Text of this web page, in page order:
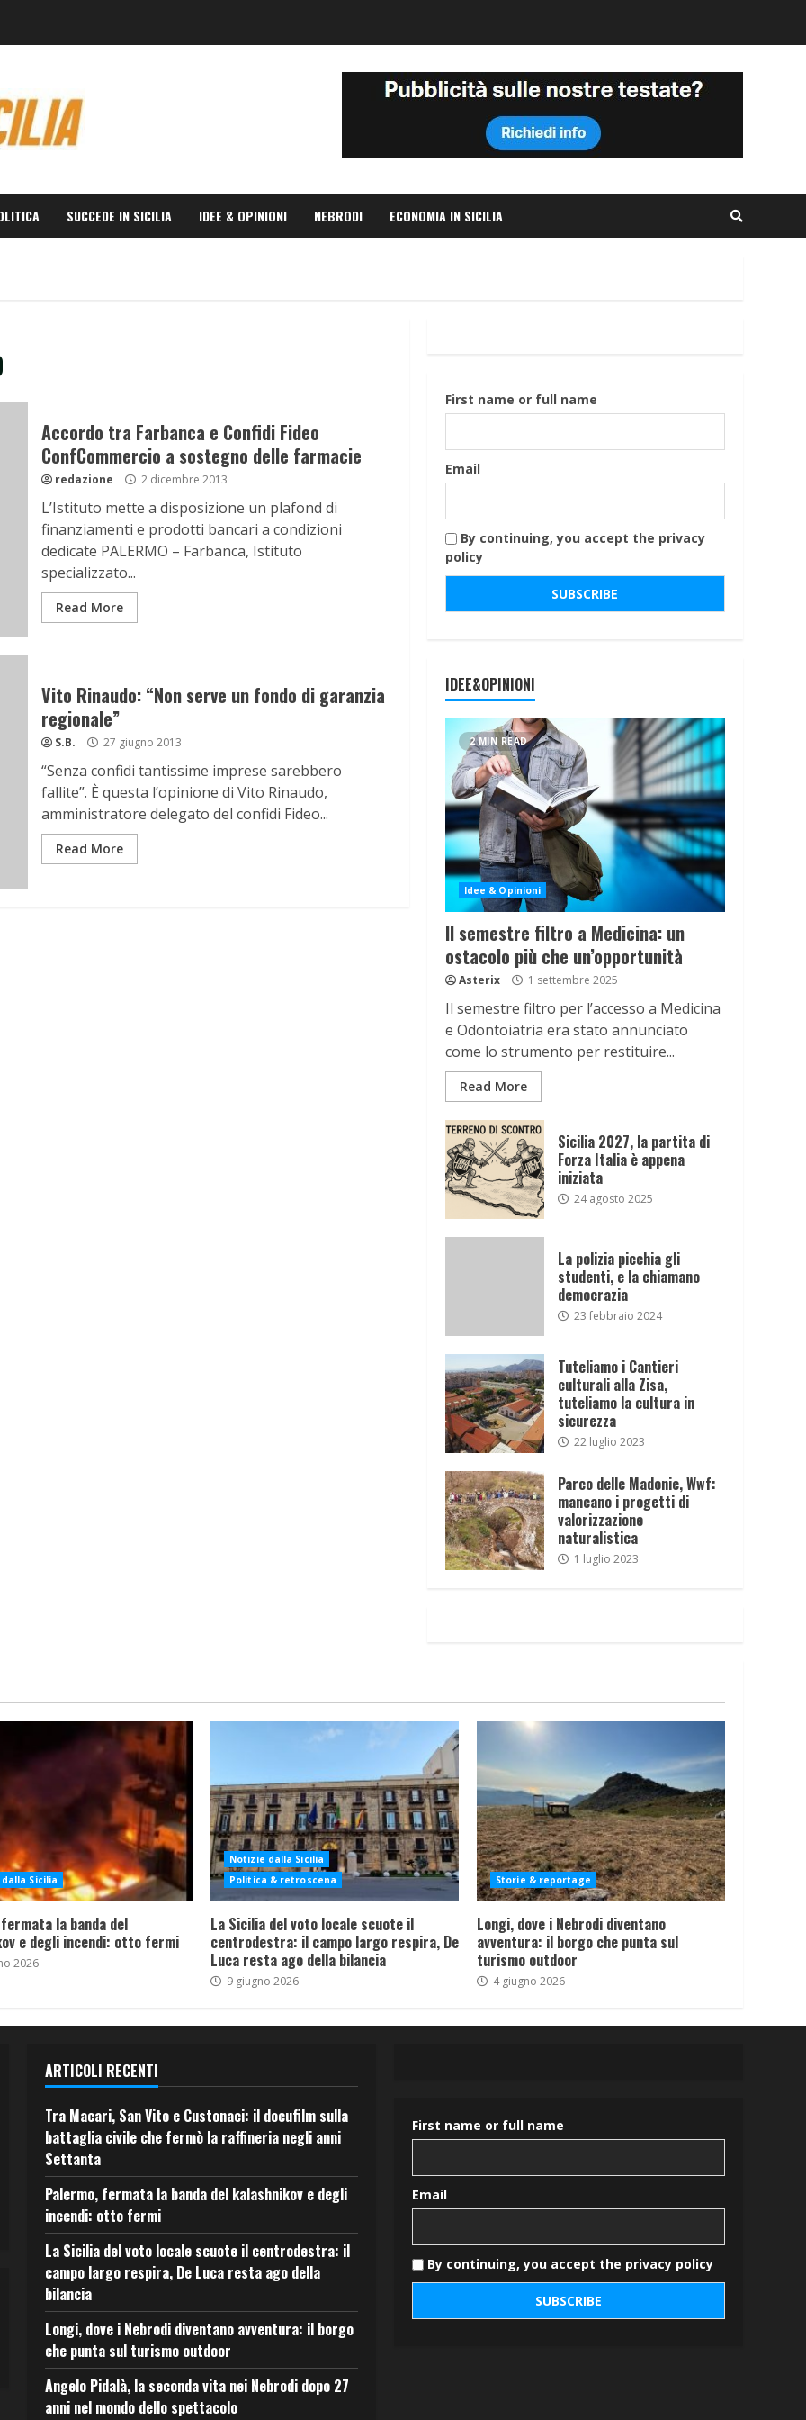
SUCCEDE IN SICILIA IDEE & OPINIONI NEBRODI ECONOMIA IN SICILIA
Accordo tra Farbanca e Confidi Fideo
ConfCommercio a sostegno delle farmacie
redazione 2 dicembre 2013
L’Istituto mette a disposizione un plafond di
finanziamenti e prodotti bancari a condizioni
dedicate PALERMO – Farbanca, Istituto
specializzato...
Read More
Vito Rinaudo: “Non serve un fondo di garanzia
regionale”
S.B. 27 giugno 2013
“Senza confidi tantissime imprese sarebbero
fallite”. È questa l’opinione di Vito Rinaudo,
amministratore delegato del confidi Fideo...
Read More
First name or full name
Email
By continuing, you accept the privacy
policy
IDEE&OPINIONI
2 MIN READ
Idee & Opinioni
Il semestre filtro a Medicina: un
ostacolo più che un’opportunità
Asterix 1 settembre 2025
Il semestre filtro per l’accesso a Medicina
e Odontoiatria era stato annunciato
come lo strumento per restituire...
Read More
Sicilia 2027, la partita di
Forza Italia è appena
iniziata
24 agosto 2025
La polizia picchia gli
studenti, e la chiamano
democrazia
23 febbraio 2024
Tuteliamo i Cantieri
culturali alla Zisa,
tuteliamo la cultura in
sicurezza
22 luglio 2023
Parco delle Madonie, Wwf:
mancano i progetti di
valorizzazione
naturalistica
1 luglio 2023
Sicilia
la banda del
e degli incendi: otto fermi
2026
Notizie dalla Sicilia
Politica & retroscena
La Sicilia del voto locale scuote il
centrodestra: il campo largo respira, De
Luca resta ago della bilancia
9 giugno 2026
Storie & reportage
Longi, dove i Nebrodi diventano
avventura: il borgo che punta sul
turismo outdoor
4 giugno 2026
ARTICOLI RECENTI
Tra Macari, San Vito e Custonaci: il docufilm sulla
battaglia civile che fermò la raffineria negli anni
Settanta
Palermo, fermata la banda del kalashnikov e degli
incendi: otto fermi
La Sicilia del voto locale scuote il centrodestra: il
campo largo respira, De Luca resta ago della
bilancia
Longi, dove i Nebrodi diventano avventura: il borgo
che punta sul turismo outdoor
Angelo Pidalà, la seconda vita nei Nebrodi dopo 27
anni nel mondo dello spettacolo
First name or full name
Email
By continuing, you accept the privacy policy